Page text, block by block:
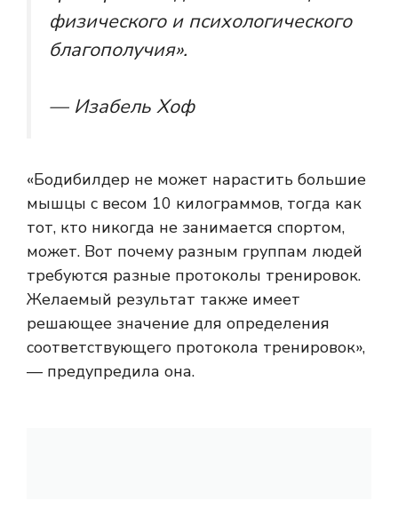
физического и психологического
благополучия».
— Изабель Хоф
«Бодибилдер не может нарастить большие
мышцы с весом 10 килограммов, тогда как
тот, кто никогда не занимается спортом,
может. Вот почему разным группам людей
требуются разные протоколы тренировок.
Желаемый результат также имеет
решающее значение для определения
соответствующего протокола тренировок»,
— предупредила она.